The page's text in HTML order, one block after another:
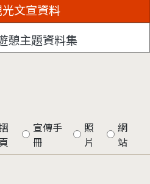
文宣資料
憩主題資料集
頁
宣傳手
冊
照
片
網
站